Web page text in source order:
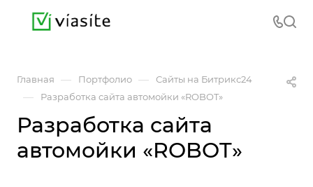
Главная — Портфолио — Сайты на Битрикс24
— Разработка сайта автомойки «ROBOT»
Разработка сайта
автомойки «ROBOT»